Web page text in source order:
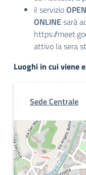
il servizio
ONLINEsarà
https://
attivo la sera
Luoghi in cui viene
Sede Centrale